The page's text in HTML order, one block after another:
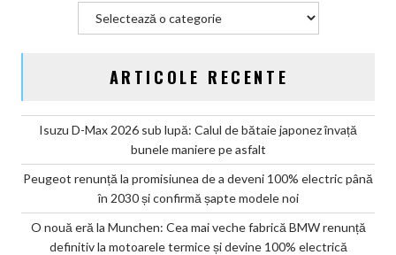
ARTICOLE RECENTE
Isuzu D-Max 2026 sub lupă: Calul de bătaie japonez învață
bunele maniere pe asfalt
Peugeot renunță la promisiunea de a deveni 100% electric până
în 2030 și confirmă șapte modele noi
O nouă eră la Munchen: Cea mai veche fabrică BMW renunță
definitiv la motoarele termice și devine 100% electrică